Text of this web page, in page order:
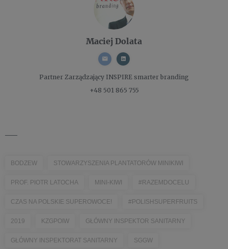
Maciej Dolata
Partner Zarządzający INSPIRE smarter branding
+48 501 865 755
BODZEW STOWARZYSZENIA PLANTATORÓW MINIKIWI
PROF. PIOTR LATOCHA MINI-KIWI #RAZEMDOCELU
CZAS NA POLSKIE SUPEROWOCE! #POLISHSUPERFRUITS
2019 KZGPOIW GŁÓWNY INSPEKTOR SANITARNY
GŁÓWNY INSPEKTORAT SANITARNY SGGW